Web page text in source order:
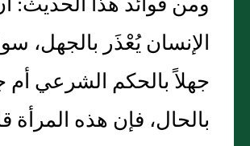
الإنسان يُعْذَر بالجهل،
جهلاً بالحكم الشرعي أم
بالحال، فإن هذه المرأة